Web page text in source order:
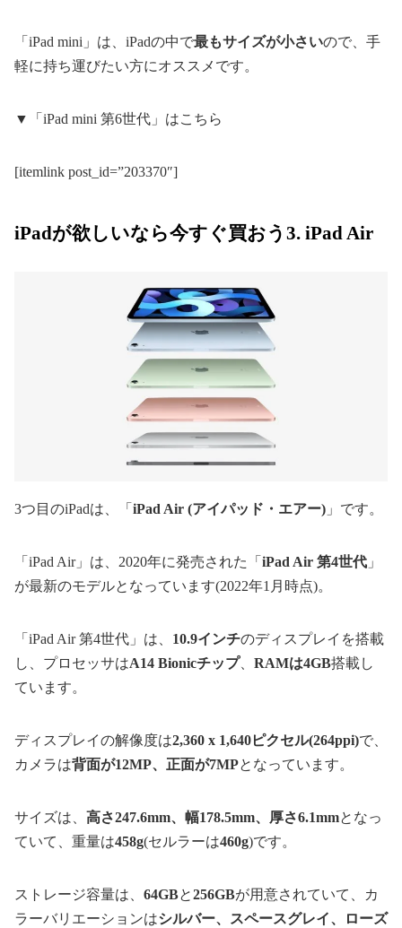
「iPad mini」は、iPadの中で最もサイズが小さいので、手
軽に持ち運びたい方にオススメです。
▼「iPad mini 第6世代」はこちら
[itemlink post_id=”203370″]
iPadが欲しいなら今すぐ買おう3. iPad Air
3つ目のiPadは、「 iPad Air (アイパッド・エアー) 」です。
「iPad Air」は、2020年に発売された「 iPad Air 第4世代 」
が最新のモデルとなっています(2022年1月時点)。
「iPad Air 第4世代」は、 10.9インチのディスプレイを搭載
し、プロセッサはA14 Bionicチップ、 RAMは4GB搭載し
ています。
ディスプレイの解像度は2,360 x 1,640ピクセル(264ppi)で、
カメラは背面が12MP、正面が7MPとなっています。
サイズは、 高さ247.6mm、幅178.5mm、厚さ6.1mmとなっ
ていて、重量は458g(セルラーは460g)です。
ストレージ容量は、 64GBと256GBが用意されていて、カ
ラーバリエーションはシルバー、スペースグレイ、ローズ